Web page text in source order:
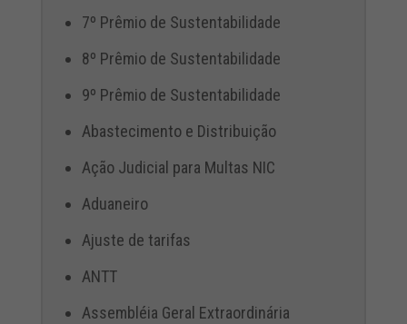
7º Prêmio de Sustentabilidade
8º Prêmio de Sustentabilidade
9º Prêmio de Sustentabilidade
Abastecimento e Distribuição
Ação Judicial para Multas NIC
Aduaneiro
Ajuste de tarifas
ANTT
Assembléia Geral Extraordinária